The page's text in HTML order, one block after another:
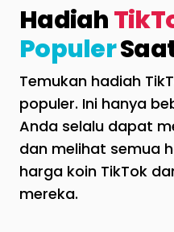
Hadiah
Populer
Temukan hadiah
populer. Ini hanya
Anda selalu dapat
dan melihat semua
harga koin TikTok
mereka.